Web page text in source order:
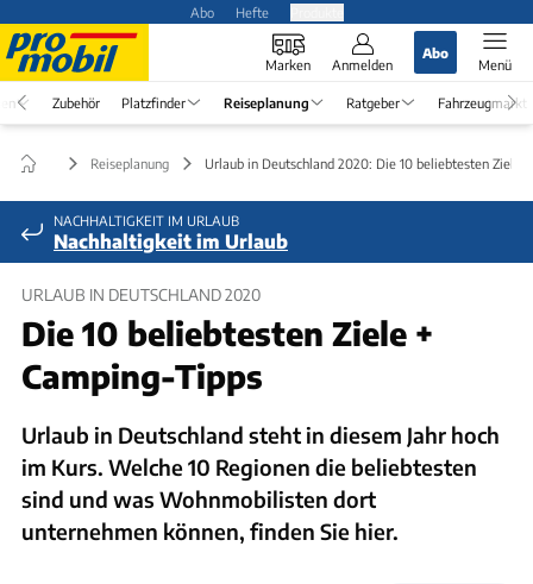
Abo Hefte
Marken Anmelden
Abo
Menü
Zubehör Platzfinder Reiseplanung Ratgeber Fahrzeugmarkt
Reiseplanung Urlaub in Deutschland 2020: Die 10 beliebtesten Ziele
NACHHALTIGKEIT IM URLAUB
Nachhaltigkeit im Urlaub
URLAUB IN DEUTSCHLAND 2020
Die 10 beliebtesten Ziele +
Camping-Tipps
Urlaub in Deutschland steht in diesem Jahr hoch
im Kurs. Welche 10 Regionen die beliebtesten
sind und was Wohnmobilisten dort
unternehmen können, finden Sie hier.